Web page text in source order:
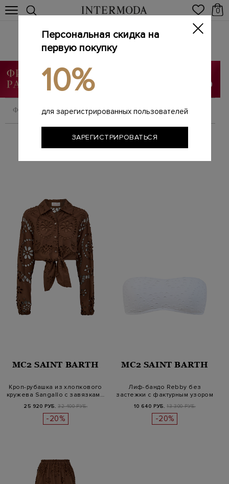
0
MC2 SAINT BARTH
Главная / Женщинам / Бренды
ФИЛЬТРОВАТЬ СОРТИРОВАТЬ
MC2 SAINT BARTH
Кроп-рубашка из хлопкового
кружева Sangallo с завязкам…
25 920 РУБ. 32 400 РУБ.
-20%
MC2 SAINT BARTH
Лиф-бандо Rebby без
застежки с фактурным узором
в тон
10 640 РУБ. 13 300 РУБ.
-20%
Персональная скидка на
первую покупку
10%
для зарегистрированных пользователей
ЗАРЕГИСТРИРОВАТЬСЯ